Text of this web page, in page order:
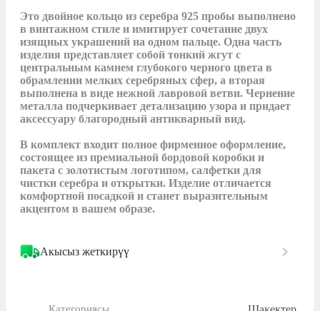
Это двойное кольцо из серебра 925 пробы выполнено
в винтажном стиле и имитирует сочетание двух
изящных украшений на одном пальце. Одна часть
изделия представляет собой тонкий жгут с
центральным камнем глубокого черного цвета в
обрамлении мелких серебряных сфер, а вторая
выполнена в виде нежной лавровой ветви. Чернение
металла подчеркивает детализацию узора и придает
аксессуару благородный антикварный вид.
В комплект входит полное фирменное оформление,
состоящее из премиальной бордовой коробки и
пакета с золотистым логотипом, салфетки для
чистки серебра и открытки. Изделие отличается
комфортной посадкой и станет выразительным
акцентом в вашем образе.
Акысыз жеткирүү